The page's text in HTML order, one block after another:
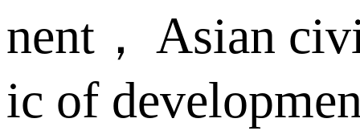
nent， Asian
ic of